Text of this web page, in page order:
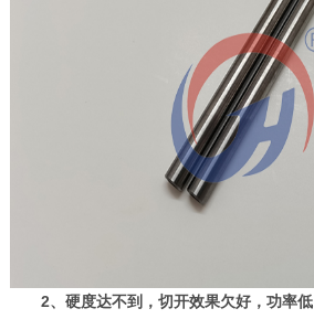
2、硬度达不到，切开效果欠好，功率低